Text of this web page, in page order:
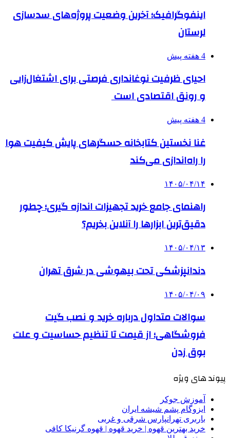
اینفوگرافیک؛ آخرین وضعیت پروژه‌های سدسازی
لرستان
4 هفته پیش
احیای ظرفیت نوغانداری فرصتی برای اشتغال‌زایی
و رونق اقتصادی است
4 هفته پیش
غنا نخستین کتابخانه حسگرهای پایش کیفیت هوا
را راه‌اندازی می‌کند
۱۴۰۵/۰۴/۱۴
راهنمای جامع خرید تجهیزات اندازه گیری؛ چطور
دقیق‌ترین ابزارها را آنلاین بخریم؟
۱۴۰۵/۰۴/۱۳
دندانپزشکی تحت بیهوشی در شرق تهران
۱۴۰۵/۰۴/۰۹
سوالات متداول درباره خرید و نصب گیت
فروشگاهی؛ از قیمت تا تنظیم حساسیت و علت
بوق زدن
پیوند های ویژه
آموزش جوکر
ایزوگام پشم شیشه ایران
باربری تهرانپارس شرقی و غربی
خرید بهترین قهوه | خرید قهوه | قهوه گرنیکا کافی